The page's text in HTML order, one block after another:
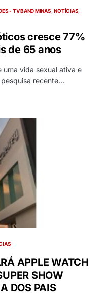
- TV BAND MINAS NOTÍCIAS
cresce 77%
de 65 anos
uma vida sexual ativa e
recente…
APPLE WATCH
SHOW
DOS PAIS